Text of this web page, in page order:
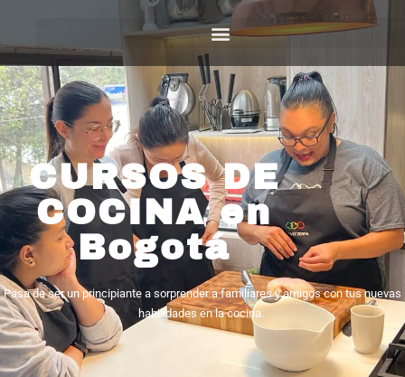
CURSOS DE
COCINA en
Bogotá
Pasa de ser un principiante a sorprender a familiares y amigos con tus nuevas
habilidades en la cocina.